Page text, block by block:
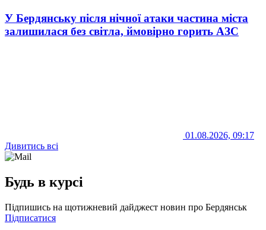
У Бердянську після нічної атаки частина міста
залишилася без світла, ймовірно горить АЗС
01.08.2026, 09:17
Дивитись всі
Будь в курсі
Підпишись на щотижневий дайджест новин про Бердянськ
Підписатися